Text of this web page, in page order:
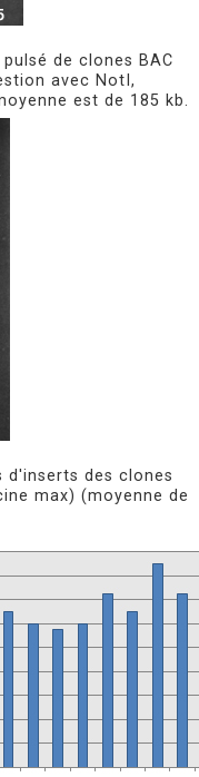
de clones BAC
avec NotI,
est de 185 kb.
d'inserts des clones
max) (moyenne de